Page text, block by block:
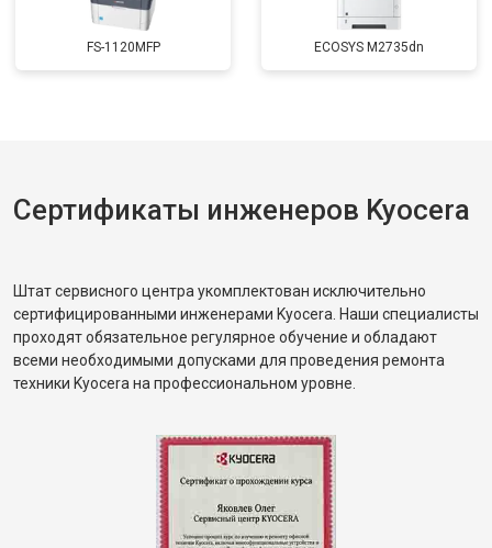
FS-1120MFP ECOSYS M2735dn
Сертификаты инженеров Kyocera
Штат сервисного центра укомплектован исключительно
сертифицированными инженерами Kyocera. Наши специалисты
проходят обязательное регулярное обучение и обладают
всеми необходимыми допусками для проведения ремонта
техники Kyocera на профессиональном уровне.